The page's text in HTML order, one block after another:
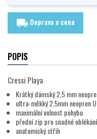
local_shipping Doprava a cena
POPIS
Cressi Playa
Krátký dámský 2,5 mm
ultra-měkký 2,5mm neopren
maximální volnost pohybu
přední zip pro snadné oblékání
anatomický střih